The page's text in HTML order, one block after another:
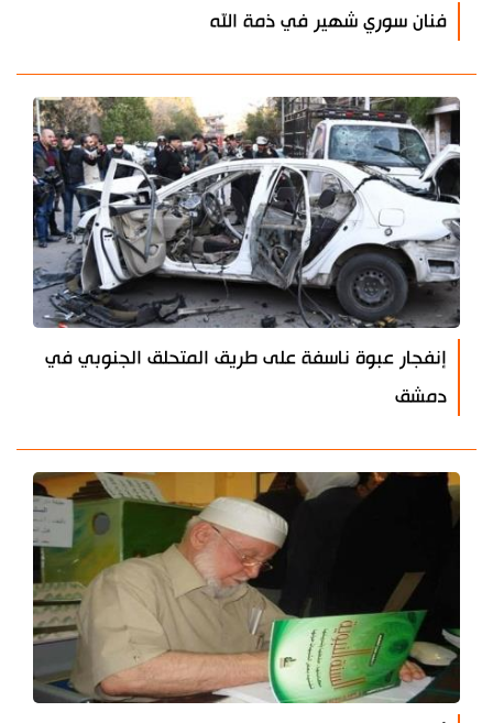
فنان سوري شهير في ذمة الله
إنفجار عبوة ناسفة على طريق المتحلق الجنوبي في
دمشق